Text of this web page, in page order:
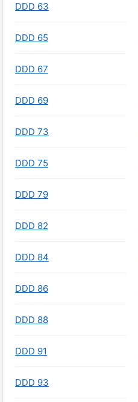
DDD 63
DDD 65
DDD 67
DDD 69
DDD 73
DDD 75
DDD 79
DDD 82
DDD 84
DDD 86
DDD 88
DDD 91
DDD 93